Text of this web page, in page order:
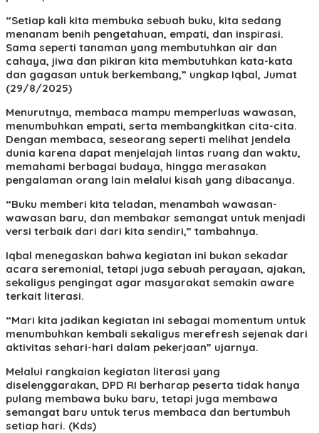
“Setiap kali kita membuka sebuah buku, kita sedang
menanam benih pengetahuan, empati, dan inspirasi.
Sama seperti tanaman yang membutuhkan air dan
cahaya, jiwa dan pikiran kita membutuhkan kata-kata
dan gagasan untuk berkembang,” ungkap Iqbal, Jumat
(29/8/2025)
Menurutnya, membaca mampu memperluas wawasan,
menumbuhkan empati, serta membangkitkan cita-cita.
Dengan membaca, seseorang seperti melihat jendela
dunia karena dapat menjelajah lintas ruang dan waktu,
memahami berbagai budaya, hingga merasakan
pengalaman orang lain melalui kisah yang dibacanya.
“Buku memberi kita teladan, menambah wawasan-
wawasan baru, dan membakar semangat untuk menjadi
versi terbaik dari dari kita sendiri,” tambahnya.
Iqbal menegaskan bahwa kegiatan ini bukan sekadar
acara seremonial, tetapi juga sebuah perayaan, ajakan,
sekaligus pengingat agar masyarakat semakin aware
terkait literasi.
“Mari kita jadikan kegiatan ini sebagai momentum untuk
menumbuhkan kembali sekaligus merefresh sejenak dari
aktivitas sehari-hari dalam pekerjaan” ujarnya.
Melalui rangkaian kegiatan literasi yang
diselenggarakan, DPD RI berharap peserta tidak hanya
pulang membawa buku baru, tetapi juga membawa
semangat baru untuk terus membaca dan bertumbuh
setiap hari. (Kds)